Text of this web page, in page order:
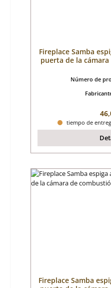
Fireplace Samba
puerta de la
Número de
tiempo de
Fireplace Samba